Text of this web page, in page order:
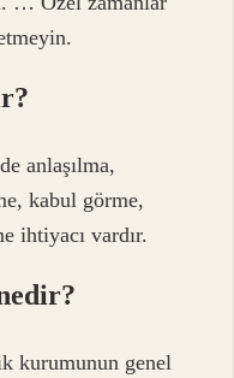
anlaşılma,
kabul görme,
ihtiyacı vardır.
kurumunun genel